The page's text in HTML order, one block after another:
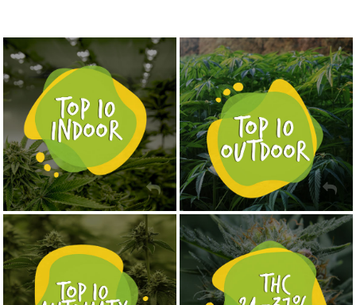
NASIONA MARIHUANY TOP 10 INDOOR
KUP TERAZ NASIONA MARIHUANY TOP 10 OUTDOOR
KUP TERAZ
NASIONA MARIHUANY TOP 10 AUTOFLOWERING
KUP TERAZ MOCNE ODMIANY MARIHUANY THC OD 24 - 37%
KUP TERAZ